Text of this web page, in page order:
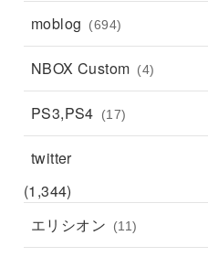
moblog (694)
NBOX Custom (4)
PS3,PS4 (17)
twitter
(1,344)
エリシオン
(11)